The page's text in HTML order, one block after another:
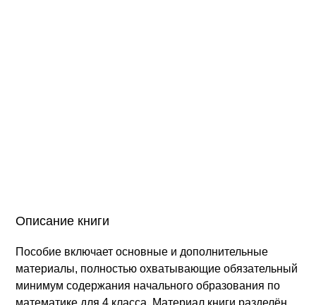
Описание книги
Пособие включает основные и дополнительные
материалы, полностью охватывающие обязательный
минимум содержания начального образования по
математике для 4 класса. Материал книги разделён